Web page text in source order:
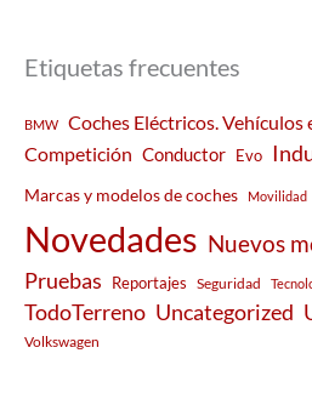
Etiquetas frecuentes
BMW
Coches Eléctricos. Vehículos
Competición Conductor Evo
Marcas y modelos de coches Movilidad
Novedades Nuevos
Pruebas Reportajes Seguridad
TodoTerreno Uncategorized
Volkswagen